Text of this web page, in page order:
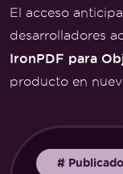
El acceso
desarrolladores
IronPDF para
producto en
#Publicado